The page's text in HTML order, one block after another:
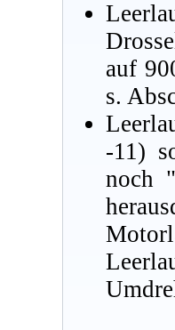
auf
s.
-11)
noch